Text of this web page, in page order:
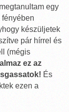
egy
készüljetek
pár hírrel és
(mégis
ez az
És
ezen a